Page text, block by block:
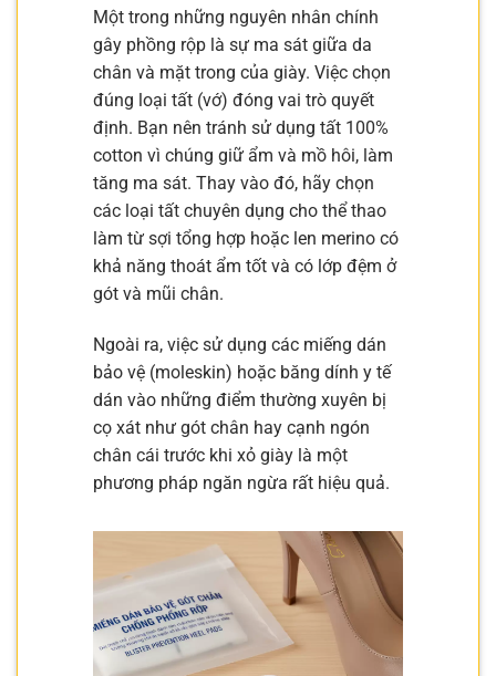
Một trong những nguyên nhân chính
gây phồng rộp là sự ma sát giữa da
chân và mặt trong của giày. Việc chọn
đúng loại tất (vớ) đóng vai trò quyết
định. Bạn nên tránh sử dụng tất 100%
cotton vì chúng giữ ẩm và mồ hôi, làm
tăng ma sát. Thay vào đó, hãy chọn
các loại tất chuyên dụng cho thể thao
làm từ sợi tổng hợp hoặc len merino có
khả năng thoát ẩm tốt và có lớp đệm ở
gót và mũi chân.
Ngoài ra, việc sử dụng các miếng dán
bảo vệ (moleskin) hoặc băng dính y tế
dán vào những điểm thường xuyên bị
cọ xát như gót chân hay cạnh ngón
chân cái trước khi xỏ giày là một
phương pháp ngăn ngừa rất hiệu quả.